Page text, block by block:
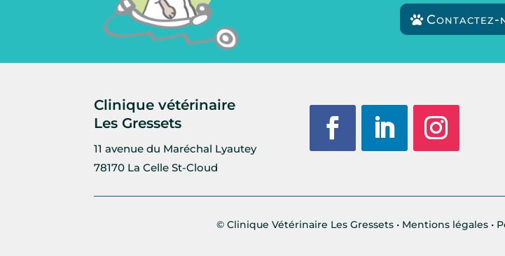
Contactez-
Clinique vétérinaire
Les Gressets
11 avenue du Maréchal Lyautey
78170 La Celle St-Cloud
© Clinique Vétérinaire Les Gressets • Mentions légales •